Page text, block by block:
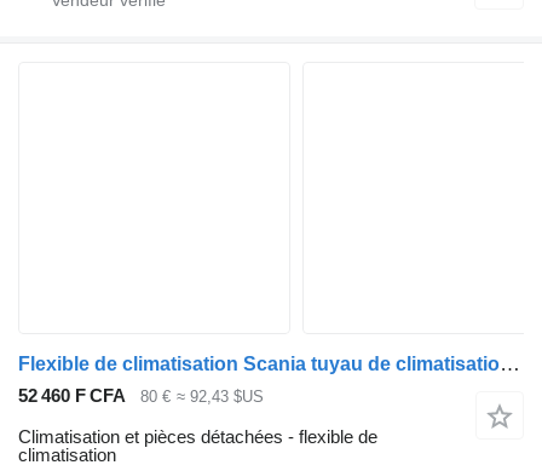
Flexible de climatisation Scania tuyau de climatisation 2106901 pour tracteur routier Scania R410
52 460 F CFA 80 € ≈ 92,43 $US
Climatisation et pièces détachées - flexible de
climatisation